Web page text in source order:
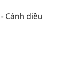
Cánh diều